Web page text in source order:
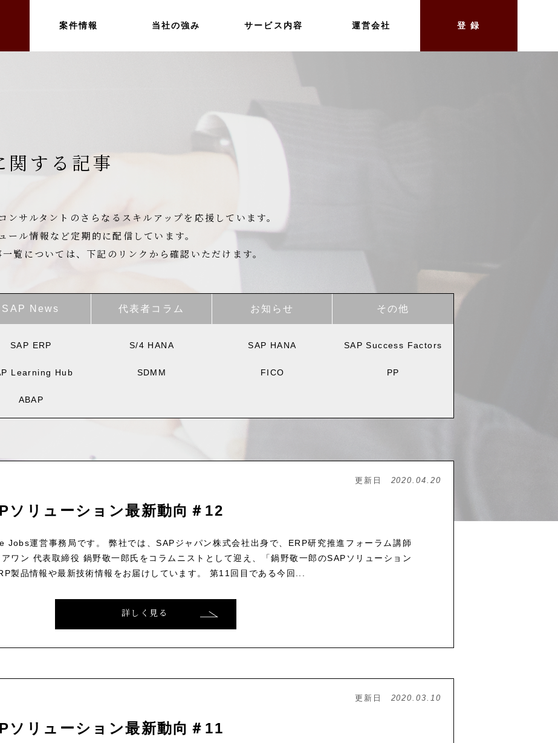
案件情報 当社の強み サービス内容 運営会社 登 録
関する記事
サルタントのさらなるスキルアップを応援しています。
ル情報など定期的に配信しています。
覧については、下記のリンクから確認いただけます。
SAP News 代表者コラム お知らせ その他
SAP ERP S/4 HANA SAP HANA SAP Success Factors
Learning Hub SDMM FICO PP
ABAP
更新日 2020.04.20
ソリューション最新動向＃12
Jobs運営事務局です。 弊社では、SAPジャパン株式会社出身で、ERP研究推進フォーラム講師
ワン 代表取締役 鍋野敬一郎氏をコラムニストとして迎え、「鍋野敬一郎のSAPソリューション
製品情報や最新技術情報をお届けしています。 第11回目である今回...
詳しく見る
更新日 2020.03.10
ソリューション最新動向＃11